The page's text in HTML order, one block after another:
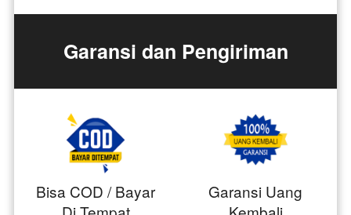
Garansi dan Pengiriman
Bisa COD / Bayar
Garansi Uang